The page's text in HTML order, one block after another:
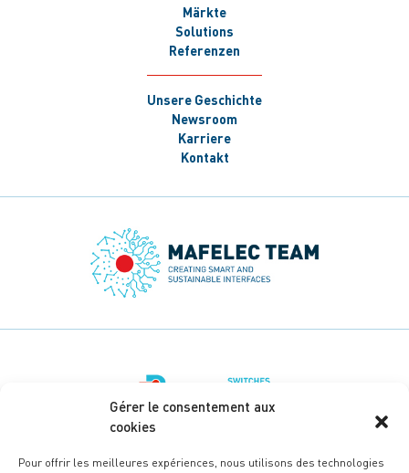
Gérer le consentement aux
cookies
Pour offrir les meilleures expériences, nous utilisons des technologies
Märkte
Solutions
Referenzen
Unsere Geschichte
Newsroom
Karriere
Kontakt